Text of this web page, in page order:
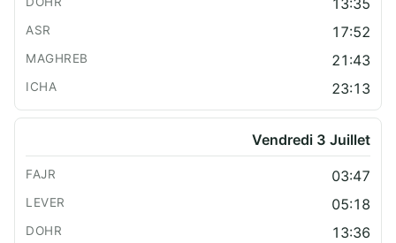
13:35
17:52
21:43
23:13
Vendredi 3 Juillet
03:47
05:18
13:36